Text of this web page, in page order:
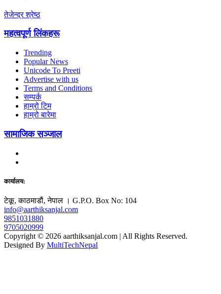
तेजेन्द्र श्रेष्ठ
महत्वपूर्ण लिंकहरू
Trending
Popular News
Unicode To Preeti
Advertise with us
Terms and Conditions
सम्पर्क
हाम्रो टिम
हाम्रो बारेमा
सामाजिक सञ्जाल
कार्यालय:
टेकू, काठमाडाैं, नेपाल । G.P.O. Box No: 104
info@aarthiksanjal.com
9851031880
9705020999
Copyright © 2026 aarthiksanjal.com | All Rights Reserved.
Designed By MultiTechNepal